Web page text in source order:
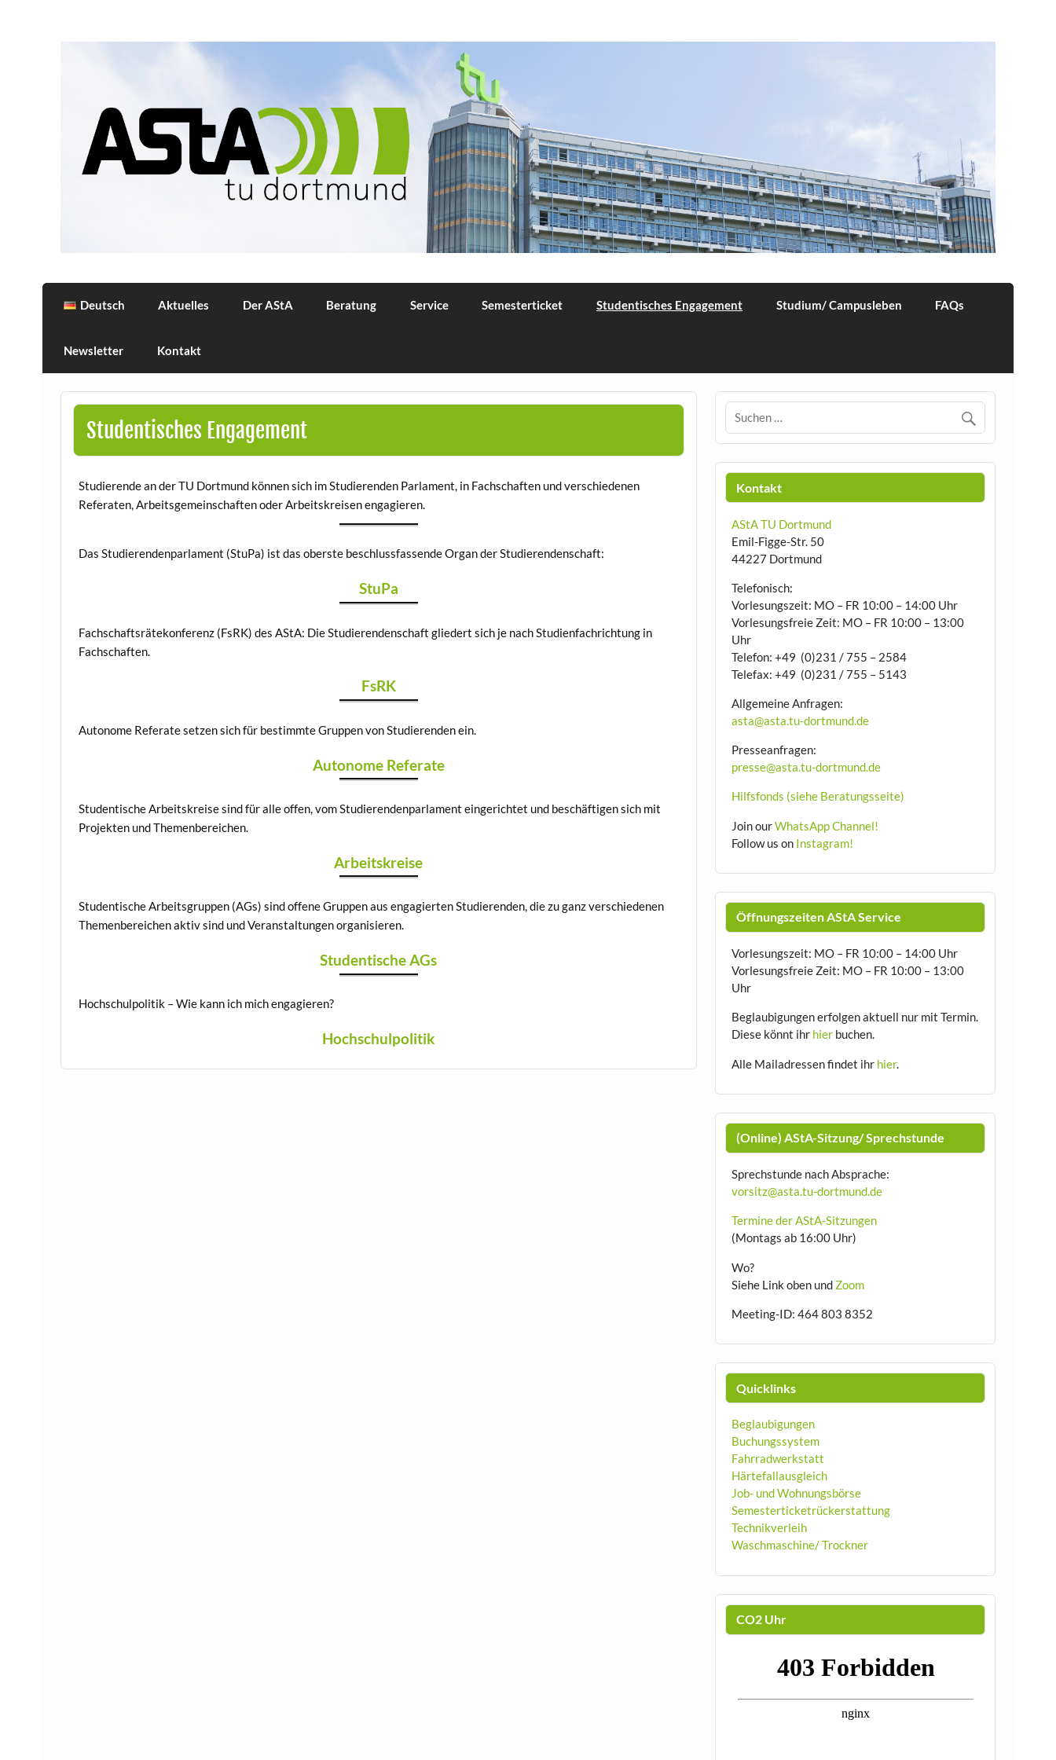
Allgemeiner Studierendenausschuss der TU Dortmund
Deutsch Aktuelles Der AStA Beratung Service Semesterticket Studentisches Engagement Studium/ Campusleben FAQs
Newsletter Kontakt
Studentisches Engagement
Studierende an der TU Dortmund können sich im Studierenden Parlament, in Fachschaften und verschiedenen
Referaten, Arbeitsgemeinschaften oder Arbeitskreisen engagieren.
Das Studierendenparlament (StuPa) ist das oberste beschlussfassende Organ der Studierendenschaft:
StuPa
Fachschaftsrätekonferenz (FsRK) des AStA: Die Studierendenschaft gliedert sich je nach Studienfachrichtung in
Fachschaften.
FsRK
Autonome Referate setzen sich für bestimmte Gruppen von Studierenden ein.
Autonome Referate
Studentische Arbeitskreise sind für alle offen, vom Studierendenparlament eingerichtet und beschäftigen sich mit
Projekten und Themenbereichen.
Arbeitskreise
Studentische Arbeitsgruppen (AGs) sind offene Gruppen aus engagierten Studierenden, die zu ganz verschiedenen
Themenbereichen aktiv sind und Veranstaltungen organisieren.
Studentische AGs
Hochschulpolitik – Wie kann ich mich engagieren?
Hochschulpolitik
Kontakt
AStA TU Dortmund
Emil-Figge-Str. 50
44227 Dortmund
Telefonisch:
Vorlesungszeit: MO – FR 10:00 – 14:00 Uhr
Vorlesungsfreie Zeit: MO – FR 10:00 – 13:00
Uhr
Telefon: +49 (0)231 / 755 – 2584
Telefax: +49 (0)231 / 755 – 5143
Allgemeine Anfragen:
asta@asta.tu-dortmund.de
Presseanfragen:
presse@asta.tu-dortmund.de
Hilfsfonds (siehe Beratungsseite)
Join ourWhatsApp Channel!
Follow us on Instagram!
Öffnungszeiten AStA Service
Vorlesungszeit: MO – FR 10:00 – 14:00 Uhr
Vorlesungsfreie Zeit: MO – FR 10:00 – 13:00
Uhr
Beglaubigungen erfolgen aktuell nur mit Termin.
Diese könnt ihr hierbuchen.
Alle Mailadressen findet ihr hier.
(Online) AStA-Sitzung/ Sprechstunde
Sprechstunde nach Absprache:
vorsitz@asta.tu-dortmund.de
Termine der AStA-Sitzungen
(Montags ab 16:00 Uhr)
Wo?
Siehe Link oben und Zoom
Meeting-ID: 464 803 8352
Quicklinks
Beglaubigungen
Buchungssystem
Fahrradwerkstatt
Härtefallausgleich
Job- und Wohnungsbörse
Semesterticketrückerstattung
Technikverleih
Waschmaschine/ Trockner
CO2 Uhr